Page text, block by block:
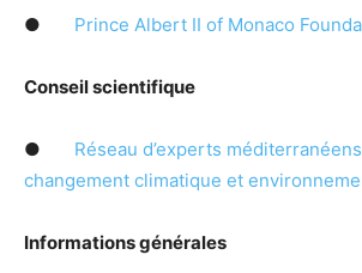
● Prince Albert II of Monaco
Conseil scientifique
● Réseau d’experts
changement climatique et
Informations générales